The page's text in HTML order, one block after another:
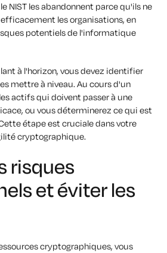
NIST les abandonnent parce qu'ils ne
les organisations, en
potentiels de l'informatique
à l'horizon, vous devez identifier
mettre à niveau. Au cours d'un
actifs qui doivent passer à une
ou vous déterminerez ce qui est
étape est cruciale dans votre
cryptographique.
risques
et éviter les
cryptographiques, vous